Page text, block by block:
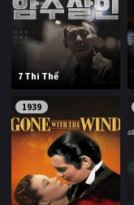
7 Thi Thể
1939